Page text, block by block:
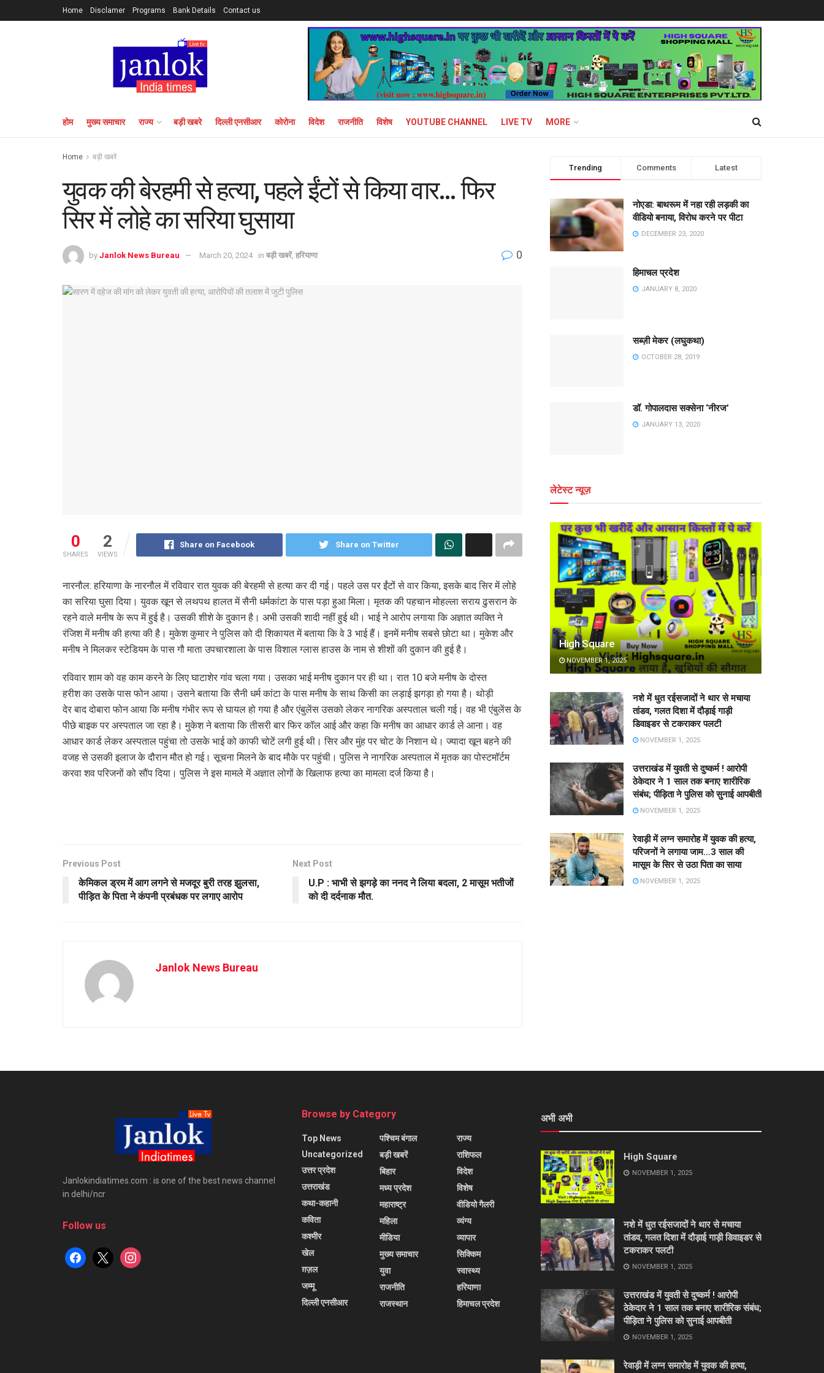
Home Disclamer Programs Bank Details Contact us
होम मुख्य समाचार राज्य बड़ी खबरे दिल्ली एनसीआर कोरोना विदेश राजनीति विशेष YOUTUBE CHANNEL LIVE TV MORE
Home बड़ी खबरें
युवक की बेरहमी से हत्या, पहले ईंटों से किया वार… फिर
सिर में लोहे का सरिया घुसाया
by Janlok News Bureau March 20, 2024 in बड़ी खबरें, हरियाणा 0
0
SHARES
2
VIEWS
Share on Facebook Share on Twitter
नारनौल: हरियाणा के नारनौल में रविवार रात युवक की बेरहमी से हत्या कर दी गई। पहले उस पर ईंटों से वार किया, इसके बाद सिर में लोहे
का सरिया घुसा दिया। युवक खून से लथपथ हालत में सैनी धर्मकांटा के पास पड़ा हुआ मिला। मृतक की पहचान मोहल्ला सराय ढुसरान के
रहने वाले मनीष के रूप में हुई है। उसकी शीशे के दुकान है। अभी उसकी शादी नहीं हुई थी। भाई ने आरोप लगाया कि अज्ञात व्यक्ति ने
रंजिश में मनीष की हत्या की है। मुकेश कुमार ने पुलिस को दी शिकायत में बताया कि वे 3 भाई हैं। इनमें मनीष सबसे छोटा था। मुकेश और
मनीष ने मिलकर स्टेडियम के पास गौ माता उपचारशाला के पास विशाल ग्लास हाउस के नाम से शीशों की दुकान की हुई है।
रविवार शाम को वह काम करने के लिए घाटाशेर गांव चला गया। उसका भाई मनीष दुकान पर ही था। रात 10 बजे मनीष के दोस्त
हरीश का उसके पास फोन आया। उसने बताया कि सैनी धर्म कांटा के पास मनीष के साथ किसी का लड़ाई झगड़ा हो गया है। थोड़ी
देर बाद दोबारा फोन आया कि मनीष गंभीर रूप से घायल हो गया है और एंबुलेंस उसको लेकर नागरिक अस्पताल चली गई। वह भी एंबुलेंस के
पीछे बाइक पर अस्पताल जा रहा है। मुकेश ने बताया कि तीसरी बार फिर कॉल आई और कहा कि मनीष का आधार कार्ड ले आना। वह
आधार कार्ड लेकर अस्पताल पहुंचा तो उसके भाई को काफी चोटें लगी हुई थी। सिर और मुंह पर चोट के निशान थे। ज्यादा खून बहने की
वजह से उसकी इलाज के दौरान मौत हो गई। सूचना मिलने के बाद मौके पर पहुंची। पुलिस ने नागरिक अस्पताल में मृतक का पोस्टमॉर्टम
करवा शव परिजनों को सौंप दिया। पुलिस ने इस मामले में अज्ञात लोगों के खिलाफ हत्या का मामला दर्ज किया है।
Previous Post
केमिकल ड्रम में आग लगने से मजदूर बुरी तरह झुलसा,
पीड़ित के पिता ने कंपनी प्रबंधक पर लगाए आरोप
Next Post
U.P : भाभी से झगड़े का ननद ने लिया बदला, 2 मासूम भतीजों
को दी दर्दनाक मौत.
Janlok News Bureau
Trending Comments Latest
नोएडा: बाथरूम में नहा रही लड़की का
वीडियो बनाया, विरोध करने पर पीटा
DECEMBER 23, 2020
हिमाचल प्रदेश
JANUARY 8, 2020
सब्ज़ी मेकर (लघुकथा)
OCTOBER 28, 2019
डॉ. गोपालदास सक्सेना ‘नीरज’
JANUARY 13, 2020
लेटेस्ट न्यूज़
High Square
NOVEMBER 1, 2025
नशे में धुत रईसजादों ने थार से मचाया
तांडव, गलत दिशा में दौड़ाई गाड़ी
डिवाइडर से टकराकर पलटी
NOVEMBER 1, 2025
उत्तराखंड में युवती से दुष्कर्म ! आरोपी
ठेकेदार ने 1 साल तक बनाए शारीरिक
संबंध; पीड़िता ने पुलिस को सुनाई आपबीती
NOVEMBER 1, 2025
रेवाड़ी में लग्न समारोह में युवक की हत्या,
परिजनों ने लगाया जाम…3 साल की
मासूम के सिर से उठा पिता का साया
NOVEMBER 1, 2025
Janlokindiatimes.com : is one of the best news channel
in delhi/ncr
Follow us
facebook
x instagram
Browse by Category
Top News
Uncategorized
उत्तर प्रदेश
उत्तराखंड
कथा-कहानी
कविता
कश्मीर
खेल
ग़ज़ल
जम्मू
दिल्ली एनसीआर
पश्चिम बंगाल
बड़ी खबरें
बिहार
मध्य प्रदेश
महाराष्ट्र
महिला
मीडिया
मुख्य समाचार
युवा
राजनीति
राजस्थान
राज्य
राशिफल
विदेश
विशेष
वीडियो गैलरी
व्यंग्य
व्यापार
सिक्किम
स्वास्थ्य
हरियाणा
हिमाचल प्रदेश
अभी अभी
High Square
NOVEMBER 1, 2025
नशे में धुत रईसजादों ने थार से मचाया
तांडव, गलत दिशा में दौड़ाई गाड़ी डिवाइडर से
टकराकर पलटी
NOVEMBER 1, 2025
उत्तराखंड में युवती से दुष्कर्म ! आरोपी
ठेकेदार ने 1 साल तक बनाए शारीरिक संबंध;
पीड़िता ने पुलिस को सुनाई आपबीती
NOVEMBER 1, 2025
रेवाड़ी में लग्न समारोह में युवक की हत्या,